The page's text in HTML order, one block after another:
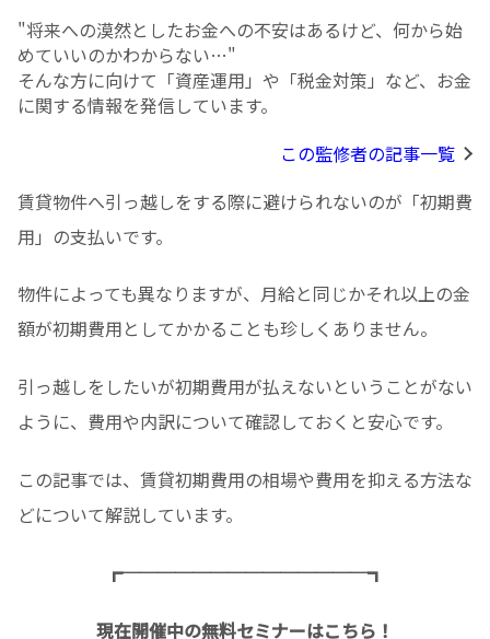
"将来への漠然としたお⾦への不安はあるけど、何から始
めていいのかわからない…"
そんな方に向けて「資産運用」や「税金対策」など、お金
に関する情報を発信しています。
この監修者の記事一覧
賃貸物件へ引っ越しをする際に避けられないのが「初期費
用」の支払いです。
物件によっても異なりますが、月給と同じかそれ以上の金
額が初期費用としてかかることも珍しくありません。
引っ越しをしたいが初期費用が払えないということがない
ように、費用や内訳について確認しておくと安心です。
この記事では、賃貸初期費用の相場や費用を抑える方法な
どについて解説しています。
┏──────────────┓
現在開催中の無料セミナーはこちら！